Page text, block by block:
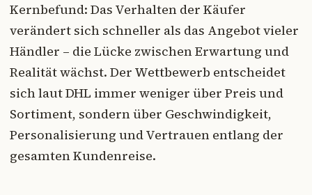
Kernbefund: Das Verhalten der Käufer
verändert sich schneller als das Angebot vieler
Händler – die Lücke zwischen Erwartung und
Realität wächst. Der Wettbewerb entscheidet
sich laut DHL immer weniger über Preis und
Sortiment, sondern über Geschwindigkeit,
Personalisierung und Vertrauen entlang der
gesamten Kundenreise.